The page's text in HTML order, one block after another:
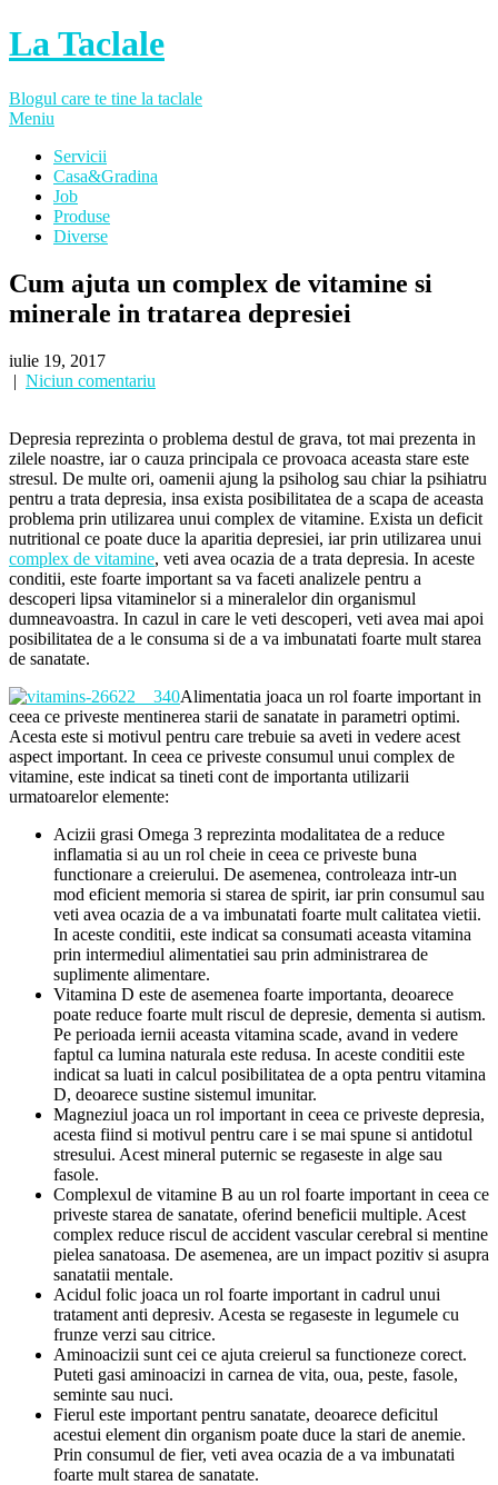
La Taclale
Blogul care te tine la taclale
Meniu
Servicii
Casa&Gradina
Job
Produse
Diverse
Cum ajuta un complex de vitamine si
minerale in tratarea depresiei
iulie 19, 2017
| Niciun comentariu
Depresia reprezinta o problema destul de grava, tot mai prezenta in
zilele noastre, iar o cauza principala ce provoaca aceasta stare este
stresul. De multe ori, oamenii ajung la psiholog sau chiar la psihiatru
pentru a trata depresia, insa exista posibilitatea de a scapa de aceasta
problema prin utilizarea unui complex de vitamine. Exista un deficit
nutritional ce poate duce la aparitia depresiei, iar prin utilizarea unui
complex de vitamine, veti avea ocazia de a trata depresia. In aceste
conditii, este foarte important sa va faceti analizele pentru a
descoperi lipsa vitaminelor si a mineralelor din organismul
dumneavoastra. In cazul in care le veti descoperi, veti avea mai apoi
posibilitatea de a le consuma si de a va imbunatati foarte mult starea
de sanatate.
Alimentatia joaca un rol foarte important in
ceea ce priveste mentinerea starii de sanatate in parametri optimi.
Acesta este si motivul pentru care trebuie sa aveti in vedere acest
aspect important. In ceea ce priveste consumul unui complex de
vitamine, este indicat sa tineti cont de importanta utilizarii
urmatoarelor elemente:
Acizii grasi Omega 3 reprezinta modalitatea de a reduce
inflamatia si au un rol cheie in ceea ce priveste buna
functionare a creierului. De asemenea, controleaza intr-un
mod eficient memoria si starea de spirit, iar prin consumul sau
veti avea ocazia de a va imbunatati foarte mult calitatea vietii.
In aceste conditii, este indicat sa consumati aceasta vitamina
prin intermediul alimentatiei sau prin administrarea de
suplimente alimentare.
Vitamina D este de asemenea foarte importanta, deoarece
poate reduce foarte mult riscul de depresie, dementa si autism.
Pe perioada iernii aceasta vitamina scade, avand in vedere
faptul ca lumina naturala este redusa. In aceste conditii este
indicat sa luati in calcul posibilitatea de a opta pentru vitamina
D, deoarece sustine sistemul imunitar.
Magneziul joaca un rol important in ceea ce priveste depresia,
acesta fiind si motivul pentru care i se mai spune si antidotul
stresului. Acest mineral puternic se regaseste in alge sau
fasole.
Complexul de vitamine B au un rol foarte important in ceea ce
priveste starea de sanatate, oferind beneficii multiple. Acest
complex reduce riscul de accident vascular cerebral si mentine
pielea sanatoasa. De asemenea, are un impact pozitiv si asupra
sanatatii mentale.
Acidul folic joaca un rol foarte important in cadrul unui
tratament anti depresiv. Acesta se regaseste in legumele cu
frunze verzi sau citrice.
Aminoacizii sunt cei ce ajuta creierul sa functioneze corect.
Puteti gasi aminoacizi in carnea de vita, oua, peste, fasole,
seminte sau nuci.
Fierul este important pentru sanatate, deoarece deficitul
acestui element din organism poate duce la stari de anemie.
Prin consumul de fier, veti avea ocazia de a va imbunatati
foarte mult starea de sanatate.